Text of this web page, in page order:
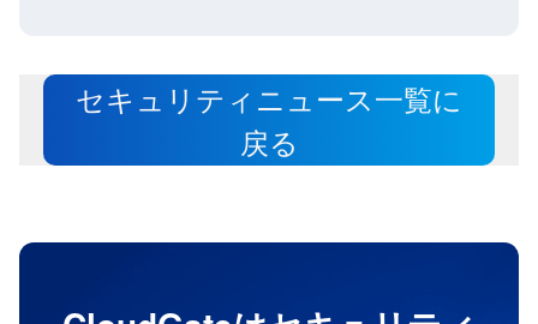
セキュリティニュース一覧に
戻る